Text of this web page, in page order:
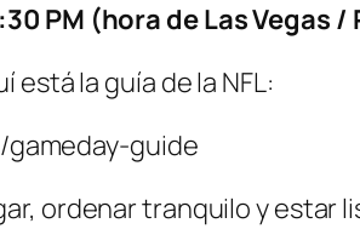
PM (hora de Las Vegas /
la guía de la NFL:
guide
ordenar tranquilo y estar